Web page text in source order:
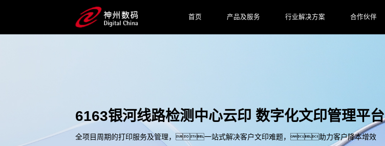
首页 产品及服务 行业解决方案 合作伙伴
6163银河线路检测中心云印 数字化文印管理平台
全项目周期的打印服务及管理，一站式解决客户文印难题，助力客户降本增效